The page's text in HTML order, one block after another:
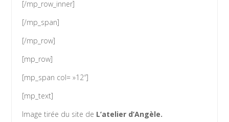
[/mp_row_inner]
[/mp_span]
[/mp_row]
[mp_row]
[mp_span col= »12″]
[mp_text]
Image tirée du site de L’atelier d’Angèle.